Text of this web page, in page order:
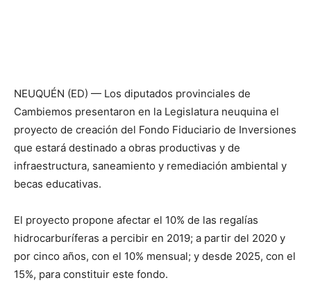
NEUQUÉN (ED) — Los diputados provinciales de
Cambiemos presentaron en la Legislatura neuquina el
proyecto de creación del Fondo Fiduciario de Inversiones
que estará destinado a obras productivas y de
infraestructura, saneamiento y remediación ambiental y
becas educativas.
El proyecto propone afectar el 10% de las regalías
hidrocarburíferas a percibir en 2019; a partir del 2020 y
por cinco años, con el 10% mensual; y desde 2025, con el
15%, para constituir este fondo.